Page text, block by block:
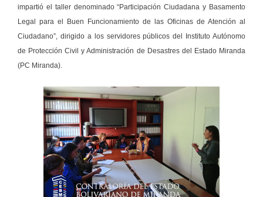
impartió el taller denominado “Participación Ciudadana y Basamento
Legal para el Buen Funcionamiento de las Oficinas de Atención al
Ciudadano”, dirigido a los servidores públicos del Instituto Autónomo
de Protección Civil y Administración de Desastres del Estado Miranda
(PC Miranda).